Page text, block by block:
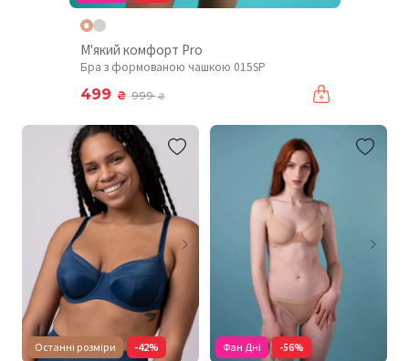
М'який комфорт Pro
Бра з формованою чашкою 015SP
499 ₴ 999₴
Останні розміри -42% Фан Дні -56%